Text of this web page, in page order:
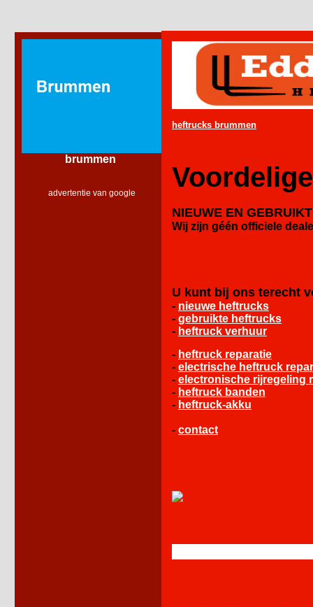
brummen
advertentie van google
heftrucks brummen
NIEUWE EN
Wij zijn géén officiele
U kunt bij ons terecht
- nieuwe heftrucks
- gebruikte heftrucks
- heftruck verhuur
- heftruck reparatie
- electrische heftruck
- electronische rijregeling
- heftruck banden
- heftruck-akku
- contact